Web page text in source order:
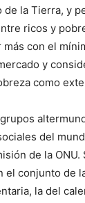
la Tierra, y
ricos y
más con el
y
como
del
de la
el conjunto de
la del